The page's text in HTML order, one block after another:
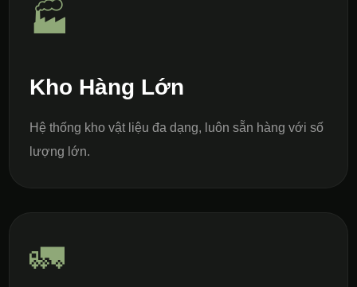
🏭
Kho Hàng Lớn
Hệ thống kho vật liệu đa dạng, luôn sẵn hàng với số
lượng lớn.
🚛